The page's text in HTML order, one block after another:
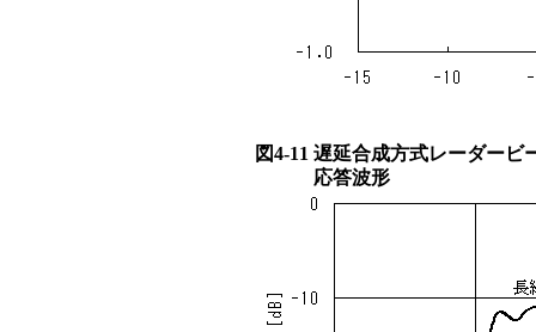
図4-11 遅延合成方式レーダービ
応答波形